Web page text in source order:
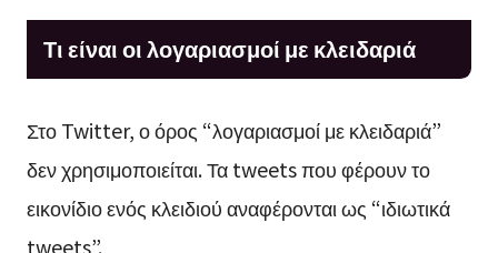
Τι είναι οι λογαριασμοί με κλειδαριά
Στο Twitter, ο όρος “λογαριασμοί με κλειδαριά”
δεν χρησιμοποιείται. Τα tweets που φέρουν το
εικονίδιο ενός κλειδιού αναφέρονται ως “ιδιωτικά
tweets”.